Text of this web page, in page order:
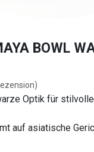
BOWL
Optik für
auf asiatische